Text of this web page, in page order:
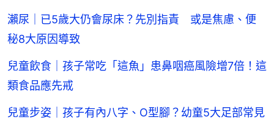
瀨尿｜已5歲大仍會尿床？先別指責 或是焦慮、便
秘8大原因導致
兒童飲食｜孩子常吃「這魚」患鼻咽癌風險增7倍！這
類食品應先戒
兒童步姿｜孩子有內八字、O型腳？幼童5大足部常見